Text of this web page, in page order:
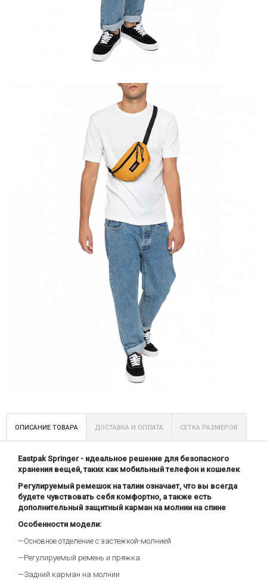
ОПИСАНИЕ ТОВАРА ДОСТАВКА И ОПЛАТА СЕТКА РАЗМЕРОВ
Eastpak Springer - идеальное решение для безопасного
хранения вещей, таких как мобильный телефон и кошелек
Регулируемый ремешок на талии означает, что вы всегда
будете чувствовать себя комфортно, а также есть
дополнительный защитный карман на молнии на спине
Особенности модели:
—Основное отделение с застежкой-молнией
—Регулируемый ремень и пряжка
—Задний карман на молнии